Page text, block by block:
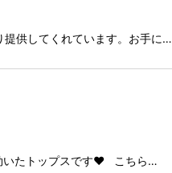
供してくれています。お手に…
いたトップスです❤️ こちら…